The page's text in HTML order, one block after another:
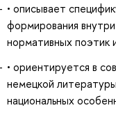
• описывает
формирования
нормативных поэтик
• ориентируется в
немецкой
национальных